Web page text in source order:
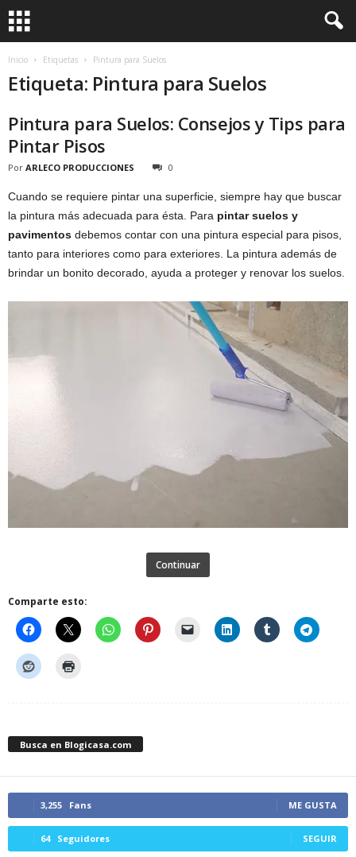
Inicio Etiquetas Pintura para Suelos
Etiqueta: Pintura para Suelos
Pintura para Suelos: Consejos y Tips para
Pintar Pisos
Por ARLECO PRODUCCIONES 0
Cuando se requiere pintar una superficie, siempre hay que buscar
la pintura más adecuada para ésta. Para pintar suelos y
pavimentos debemos contar con una pintura especial para pisos,
tanto para interiores como para exteriores. La pintura además de
brindar un bonito decorado, ayuda a proteger y renovar los suelos.
Continuar
Comparte esto:
Busca en Blogicasa.com
3,255 Fans ME GUSTA
64 Seguidores SEGUIR